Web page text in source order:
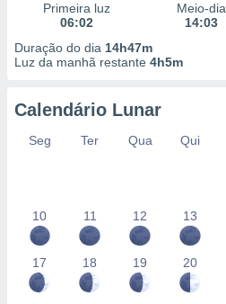
Primeira luz
06:02
Meio-dia
14:03
Duração do dia 14h47m
Luz da manhã restante 4h5m
Calendário Lunar
Seg Ter Qua Qui
10 11 12 13
17 18 19 20